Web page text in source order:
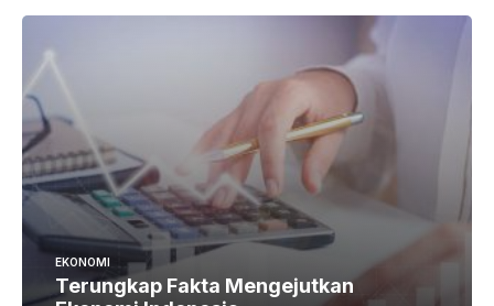
EKONOMI
Terungkap Fakta Mengejutkan